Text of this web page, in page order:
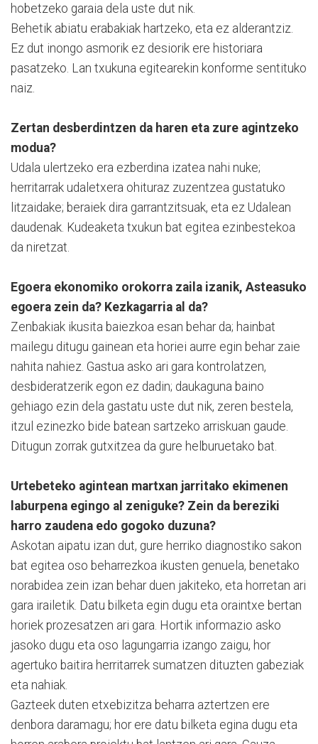
hobetzeko garaia dela uste dut nik.
Behetik abiatu erabakiak hartzeko, eta ez alderantziz.
Ez dut inongo asmorik ez desiorik ere historiara
pasatzeko. Lan txukuna egitearekin konforme sentituko
naiz.
Zertan desberdintzen da haren eta zure agintzeko
modua?
Udala ulertzeko era ezberdina izatea nahi nuke;
herritarrak udaletxera ohituraz zuzentzea gustatuko
litzaidake; beraiek dira garrantzitsuak, eta ez Udalean
daudenak. Kudeaketa txukun bat egitea ezinbestekoa
da niretzat.
Egoera ekonomiko orokorra zaila izanik, Asteasuko
egoera zein da? Kezkagarria al da?
Zenbakiak ikusita baiezkoa esan behar da; hainbat
mailegu ditugu gainean eta horiei aurre egin behar zaie
nahita nahiez. Gastua asko ari gara kontrolatzen,
desbideratzerik egon ez dadin; daukaguna baino
gehiago ezin dela gastatu uste dut nik, zeren bestela,
itzul ezinezko bide batean sartzeko arriskuan gaude.
Ditugun zorrak gutxitzea da gure helburuetako bat.
Urtebeteko agintean martxan jarritako ekimenen
laburpena egingo al zeniguke? Zein da bereziki
harro zaudena edo gogoko duzuna?
Askotan aipatu izan dut, gure herriko diagnostiko sakon
bat egitea oso beharrezkoa ikusten genuela, benetako
norabidea zein izan behar duen jakiteko, eta horretan ari
gara irailetik. Datu bilketa egin dugu eta oraintxe bertan
horiek prozesatzen ari gara. Hortik informazio asko
jasoko dugu eta oso lagungarria izango zaigu, hor
agertuko baitira herritarrek sumatzen dituzten gabeziak
eta nahiak.
Gazteek duten etxebizitza beharra aztertzen ere
denbora daramagu; hor ere datu bilketa egina dugu eta